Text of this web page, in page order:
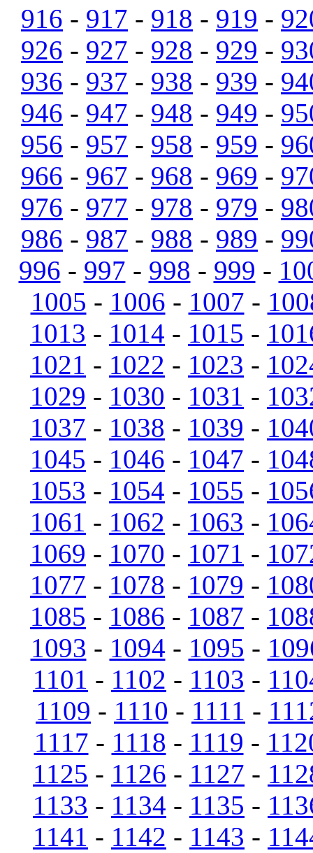
916 - 917 - 918 - 919 -
926 - 927 - 928 - 929 -
936 - 937 - 938 - 939 -
946 - 947 - 948 - 949 -
956 - 957 - 958 - 959 -
966 - 967 - 968 - 969 -
976 - 977 - 978 - 979 -
986 - 987 - 988 - 989 -
996 - 997 - 998 - 999 -
1005 - 1006 - 1007 -
1013 - 1014 - 1015 -
1021 - 1022 - 1023 -
1029 - 1030 - 1031 -
1037 - 1038 - 1039 -
1045 - 1046 - 1047 -
1053 - 1054 - 1055 -
1061 - 1062 - 1063 -
1069 - 1070 - 1071 -
1077 - 1078 - 1079 -
1085 - 1086 - 1087 -
1093 - 1094 - 1095 -
1101 - 1102 - 1103 -
1109 - 1110 - 1111 -
1117 - 1118 - 1119 -
1125 - 1126 - 1127 -
1133 - 1134 - 1135 -
1141 - 1142 - 1143 -